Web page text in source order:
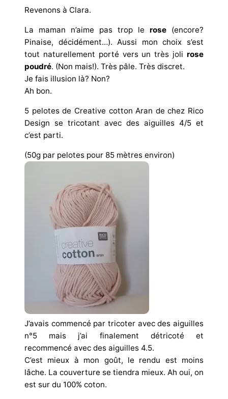
Revenons à Clara.
La maman n’aime pas trop le rose (encore?
Pinaise, décidément…).Aussi mon choix s’est
tout naturellement porté vers un très joli rose
poudré. (Non mais!). Très pâle. Très discret.
Je fais illusion là? Non?
Ah bon.
5 pelotes de Creative cotton Aran de chez Rico
Design se tricotant avec des aiguilles 4/5 et
c’est parti.
(50g par pelotes pour 85 mètres environ)
J’avais commencé par tricoter avec des aiguilles
n°5 mais j’ai finalement détricoté et
recommencé avec des aiguilles 4.5.
C’est mieux à mon goût, le rendu est moins
lâche. La couverture se tiendra mieux. Ah oui, on
est sur du 100% coton.